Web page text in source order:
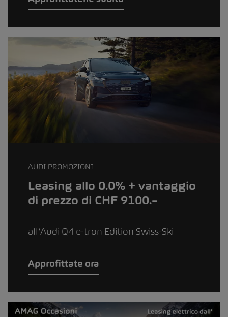
AUDI PROMOZIONI
Leasing allo 0.0% + vantaggio
di prezzo di CHF 9100.–
all’Audi Q4 e-tron Edition Swiss-Ski
Approfittate ora